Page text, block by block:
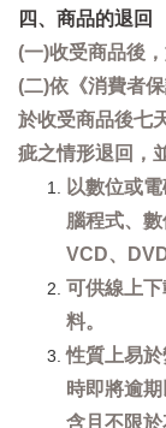
四、商品的退回
(一)收受商品後
(二)依《消費者
於收受商品後七
疵之情形退回，
以數位或
腦程式、
VCD、DVD
可供線上
料。
性質上易
時即將逾
含且不限於